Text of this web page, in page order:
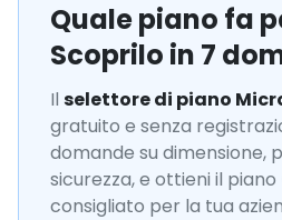
Quale piano fa
Scoprilo in 7
Il selettore di piano
gratuito e senza
domande su dimensione,
sicurezza, e ottieni il piano
consigliato per la tua